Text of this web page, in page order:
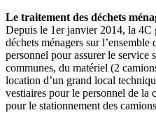
Le traitement des déchets
Depuis le 1er janvier 2014, la 4C
déchets ménagers sur
personnel pour assurer le service
communes, du matériel (2
location d’un grand local
vestiaires pour le personnel de la
pour le stationnement des